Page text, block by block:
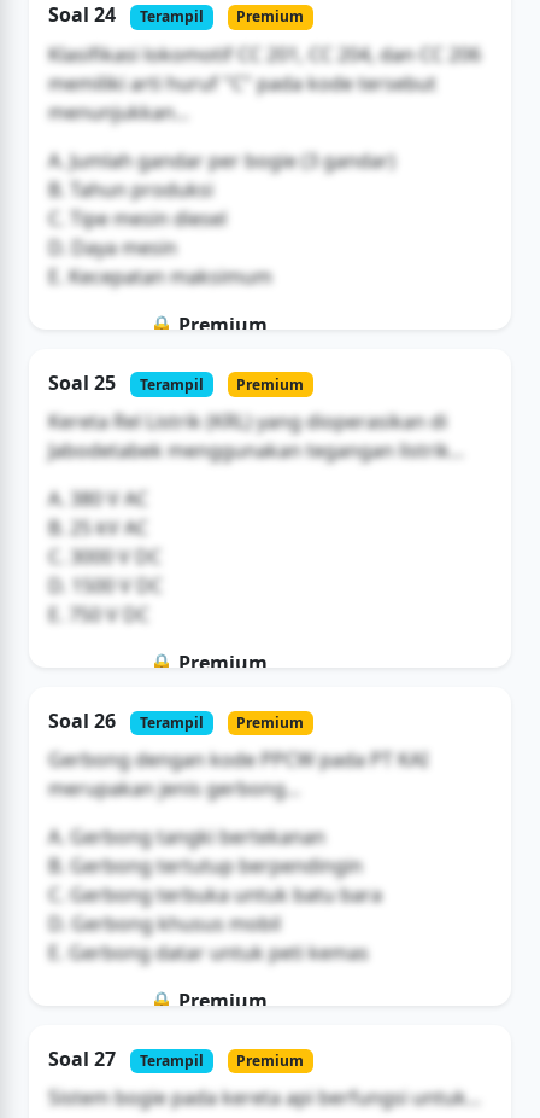
Buka Akses
Soal 24 Terampil Premium
Klasifikasi lokomotif CC 201, CC 204, dan CC 206
memiliki arti huruf "C" pada kode tersebut
menunjukkan...
A. Jumlah gandar per bogie (3 gandar)
B. Tahun produksi
C. Tipe mesin diesel
D. Daya mesin
E. Kecepatan maksimum
🔒 Premium
Buka Akses
Soal 25 Terampil Premium
Kereta Rel Listrik (KRL) yang dioperasikan di
Jabodetabek menggunakan tegangan listrik...
A. 380 V AC
B. 25 kV AC
C. 3000 V DC
D. 1500 V DC
E. 750 V DC
🔒 Premium
Buka Akses
Soal 26 Terampil Premium
Gerbong dengan kode PPCW pada PT KAI
merupakan jenis gerbong...
A. Gerbong tangki bertekanan
B. Gerbong tertutup berpendingin
C. Gerbong terbuka untuk batu bara
D. Gerbong khusus mobil
E. Gerbong datar untuk peti kemas
🔒 Premium
Buka Akses
Soal 27 Terampil Premium
Sistem bogie pada kereta api berfungsi untuk...